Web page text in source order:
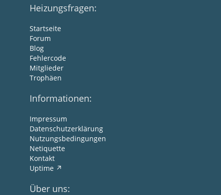
Heizungsfragen:
Startseite
Forum
Blog
Fehlercode
Mitglieder
Trophäen
Informationen:
Impressum
Datenschutzerklärung
Nutzungsbedingungen
Netiquette
Kontakt
Uptime
Über uns: